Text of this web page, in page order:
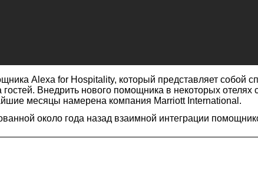
Alexa for Hospitality, который представляет собой
Внедрить нового помощника в некоторых
месяцы намерена компания Marriott International.
около года назад взаимной интеграции